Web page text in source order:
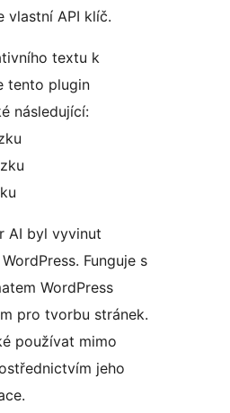
vlastní API klíč.
textu k
tento plugin
následující:
AI byl vyvinut
Funguje s
WordPress
pro tvorbu stránek.
používat mimo
jeho